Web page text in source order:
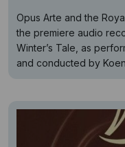
Opus Arte and the
the premiere audio
Winter’s Tale, as
and conducted by